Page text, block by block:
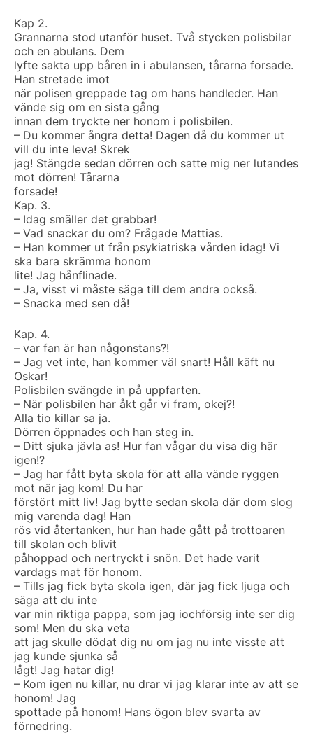
Kap 2.
Grannarna stod utanför huset. Två stycken polisbilar
och en abulans. Dem
lyfte sakta upp båren in i abulansen, tårarna forsade.
Han stretade imot
när polisen greppade tag om hans handleder. Han
vände sig om en sista gång
innan dem tryckte ner honom i polisbilen.
– Du kommer ångra detta! Dagen då du kommer ut
vill du inte leva! Skrek
jag! Stängde sedan dörren och satte mig ner lutandes
mot dörren! Tårarna
forsade!
Kap. 3.
– Idag smäller det grabbar!
– Vad snackar du om? Frågade Mattias.
– Han kommer ut från psykiatriska vården idag! Vi
ska bara skrämma honom
lite! Jag hånflinade.
– Ja, visst vi måste säga till dem andra också.
– Snacka med sen då!
Kap. 4.
– var fan är han någonstans?!
– Jag vet inte, han kommer väl snart! Håll käft nu
Oskar!
Polisbilen svängde in på uppfarten.
– När polisbilen har åkt går vi fram, okej?!
Alla tio killar sa ja.
Dörren öppnades och han steg in.
– Ditt sjuka jävla as! Hur fan vågar du visa dig här
igen!?
– Jag har fått byta skola för att alla vände ryggen
mot när jag kom! Du har
förstört mitt liv! Jag bytte sedan skola där dom slog
mig varenda dag! Han
rös vid återtanken, hur han hade gått på trottoaren
till skolan och blivit
påhoppad och nertryckt i snön. Det hade varit
vardags mat för honom.
– Tills jag fick byta skola igen, där jag fick ljuga och
säga att du inte
var min riktiga pappa, som jag iochförsig inte ser dig
som! Men du ska veta
att jag skulle dödat dig nu om jag nu inte visste att
jag kunde sjunka så
lågt! Jag hatar dig!
– Kom igen nu killar, nu drar vi jag klarar inte av att se
honom! Jag
spottade på honom! Hans ögon blev svarta av
förnedring.